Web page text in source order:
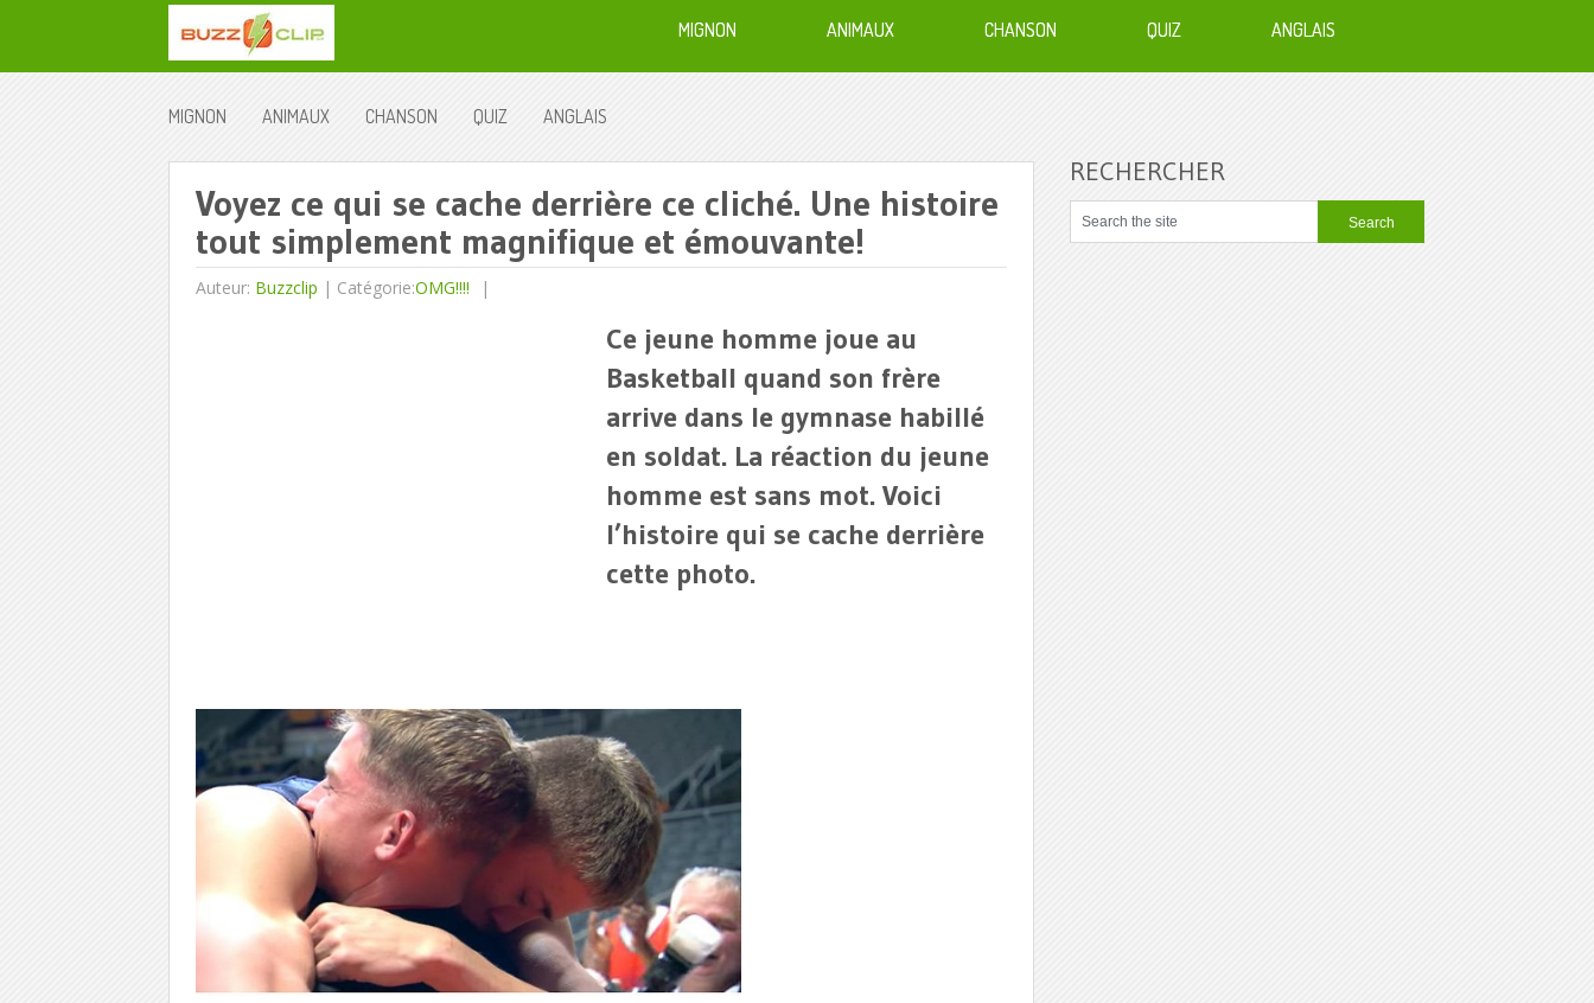
MIGNON ANIMAUX CHANSON QUIZ ANGLAIS
MIGNON ANIMAUX CHANSON QUIZ ANGLAIS
Voyez ce qui se cache derrière ce cliché. Une histoire
tout simplement magnifique et émouvante!
Auteur: Buzzclip | Catégorie:OMG!!!!
Ce jeune homme joue au
Basketball quand son frère
arrive dans le gymnase habillé
en soldat. La réaction du jeune
homme est sans mot. Voici
l’histoire qui se cache derrière
cette photo.
RECHERCHER